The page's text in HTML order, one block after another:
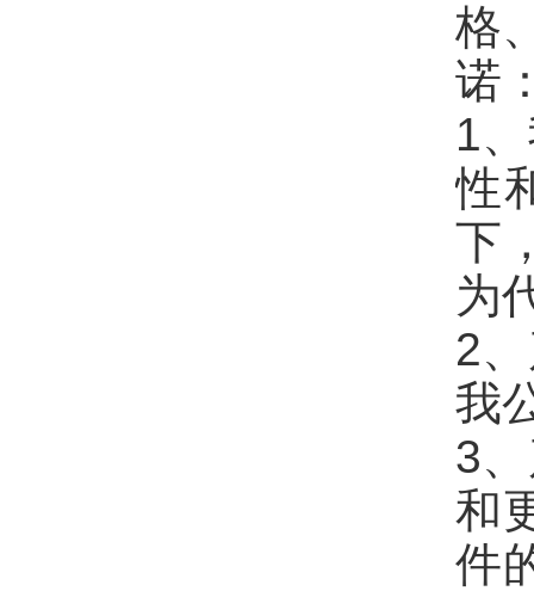
格
诺
1
性
下
为
2
我
3
和
件